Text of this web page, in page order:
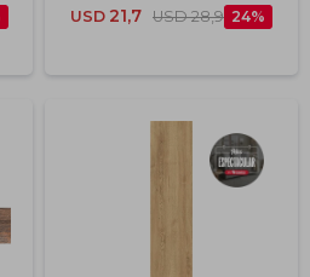
USD 21,7 USD 28,9 24